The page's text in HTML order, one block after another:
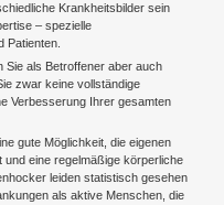
Krankheitsbilder sein
– spezielle
Patienten.
Sie als Betroffener aber auch
zwar keine vollständige
Verbesserung Ihrer gesamten
gute Möglichkeit, die eigenen
eine regelmäßige körperliche
leiden statistisch gesehen
als aktive Menschen, die